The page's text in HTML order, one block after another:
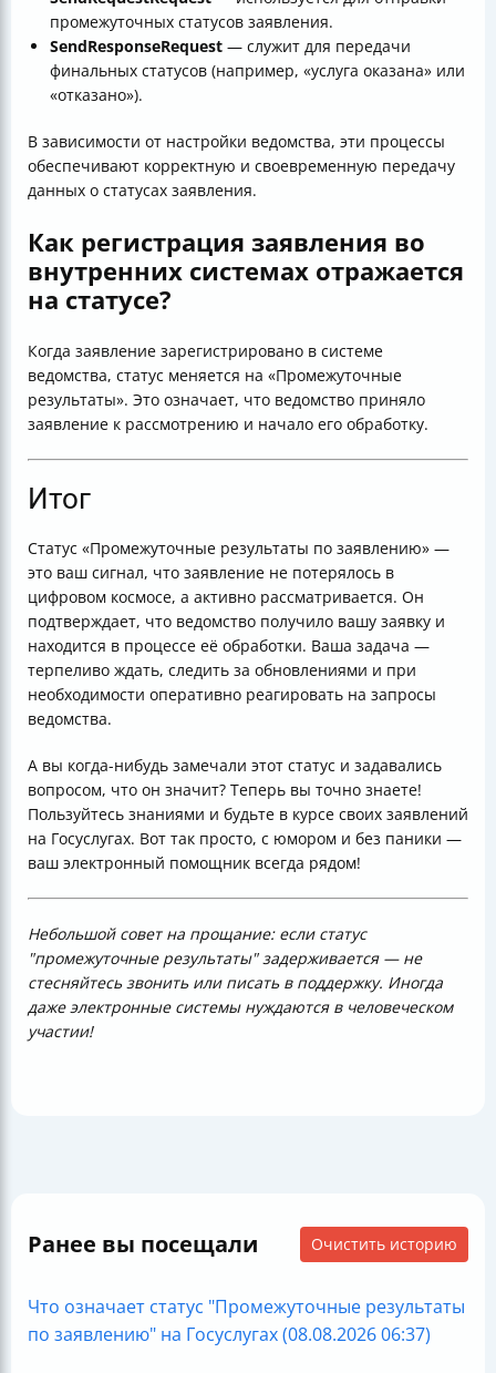
промежуточных статусов заявления.
SendResponseRequest — служит для передачи
финальных статусов (например, «услуга оказана» или
«отказано»).
В зависимости от настройки ведомства, эти процессы
обеспечивают корректную и своевременную передачу
данных о статусах заявления.
Как регистрация заявления во
внутренних системах отражается
на статусе?
Когда заявление зарегистрировано в системе
ведомства, статус меняется на «Промежуточные
результаты». Это означает, что ведомство приняло
заявление к рассмотрению и начало его обработку.
Итог
Статус «Промежуточные результаты по заявлению» —
это ваш сигнал, что заявление не потерялось в
цифровом космосе, а активно рассматривается. Он
подтверждает, что ведомство получило вашу заявку и
находится в процессе её обработки. Ваша задача —
терпеливо ждать, следить за обновлениями и при
необходимости оперативно реагировать на запросы
ведомства.
А вы когда-нибудь замечали этот статус и задавались
вопросом, что он значит? Теперь вы точно знаете!
Пользуйтесь знаниями и будьте в курсе своих заявлений
на Госуслугах. Вот так просто, с юмором и без паники —
ваш электронный помощник всегда рядом!
Небольшой совет на прощание: если статус
"промежуточные результаты" задерживается — не
стесняйтесь звонить или писать в поддержку. Иногда
даже электронные системы нуждаются в человеческом
участии!
Ранее вы посещали Очистить историю
Что означает статус "Промежуточные результаты
по заявлению" на Госуслугах (08.08.2026 06:37)